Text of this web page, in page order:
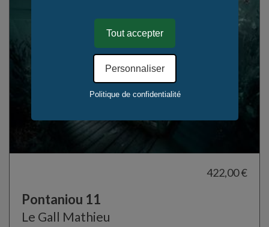
422,00 €
Pontaniou 11
Le Gall Mathieu
Tout accepter
Personnaliser
Politique de confidentialité